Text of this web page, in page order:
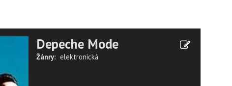
Depeche Mode
Žánry: elektronická